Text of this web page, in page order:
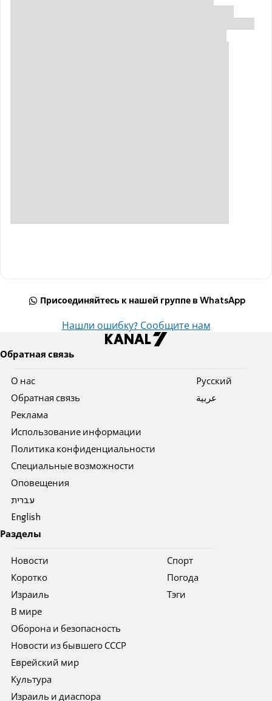
Присоединяйтесь к нашей группе в WhatsApp
Нашли ошибку? Сообщите нам
Обратная связь
О нас
Обратная связь
Реклама
Использование информации
Политика конфиденциальности
Специальные возможности
Оповещения
עברית
English
Pусский
عربية
Разделы
Новости
Коротко
Израиль
В мире
Оборона и безопасность
Новости из бывшего СССР
Еврейский мир
Культура
Израиль и диаспора
Спорт
Погода
Тэги